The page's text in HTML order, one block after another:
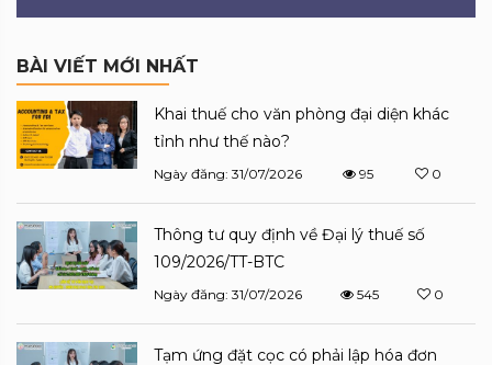
BÀI VIẾT MỚI NHẤT
Khai thuế cho văn phòng đại diện khác
tỉnh như thế nào?
Ngày đăng: 31/07/2026 95 0
Thông tư quy định về Đại lý thuế số
109/2026/TT-BTC
Ngày đăng: 31/07/2026 545 0
Tạm ứng đặt cọc có phải lập hóa đơn